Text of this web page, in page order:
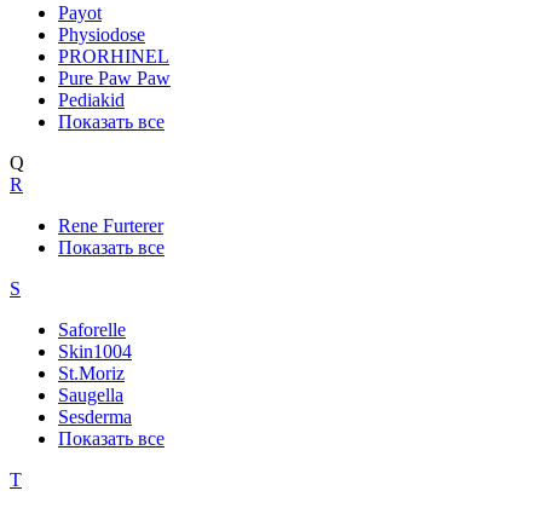
Payot
Physiodose
PRORHINEL
Pure Paw Paw
Pediakid
Показать все
Q
R
Rene Furterer
Показать все
S
Saforelle
Skin1004
St.Moriz
Saugella
Sesderma
Показать все
T